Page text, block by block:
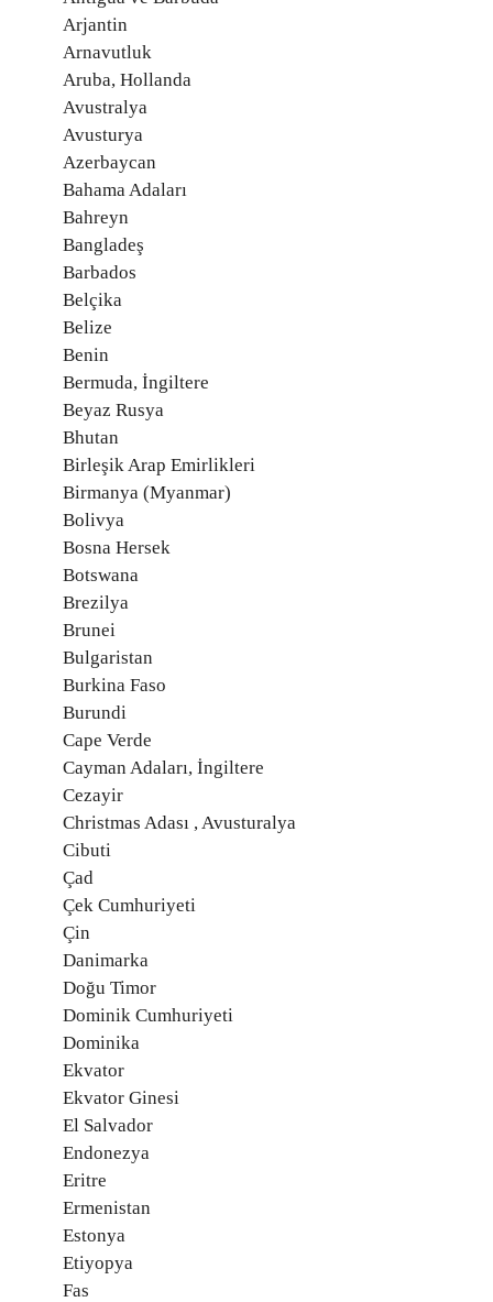
Arjantin
Arnavutluk
Aruba, Hollanda
Avustralya
Avusturya
Azerbaycan
Bahama Adaları
Bahreyn
Bangladeş
Barbados
Belçika
Belize
Benin
Bermuda, İngiltere
Beyaz Rusya
Bhutan
Birleşik Arap Emirlikleri
Birmanya (Myanmar)
Bolivya
Bosna Hersek
Botswana
Brezilya
Brunei
Bulgaristan
Burkina Faso
Burundi
Cape Verde
Cayman Adaları, İngiltere
Cezayir
Christmas Adası , Avusturalya
Cibuti
Çad
Çek Cumhuriyeti
Çin
Danimarka
Doğu Timor
Dominik Cumhuriyeti
Dominika
Ekvator
Ekvator Ginesi
El Salvador
Endonezya
Eritre
Ermenistan
Estonya
Etiyopya
Fas